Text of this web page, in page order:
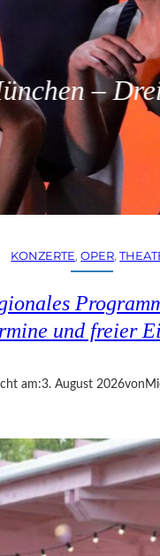
–
KONZERTE, OPER,
und freier
am:3. August 2026von